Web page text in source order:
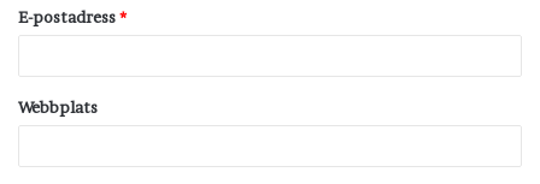
E-postadress*
Webbplats